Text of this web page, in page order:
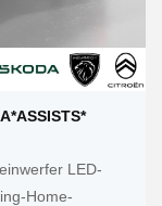
LED-
Home-